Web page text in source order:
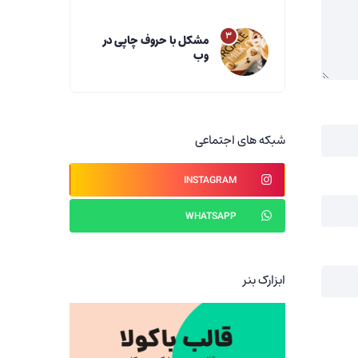
۳ مشکل با حروف چاپی در
وب
شبکه های اجتماعی
INSTAGRAM
WHATSAPP
ابزارک بنر